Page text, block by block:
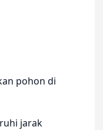
pohon di
jarak